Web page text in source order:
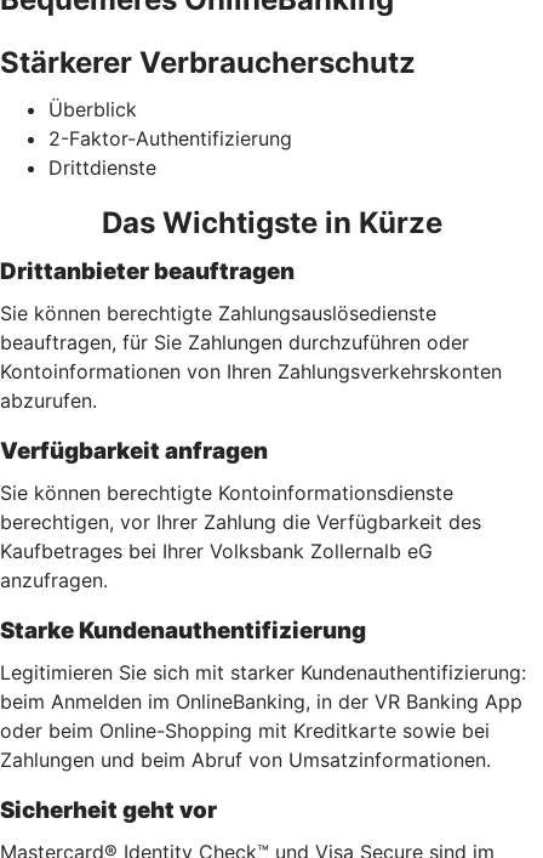
Stärkerer Verbraucherschutz
Überblick
2-Faktor-Authentifizierung
Drittdienste
Das Wichtigste in Kürze
Drittanbieter beauftragen
Sie können berechtigte Zahlungsauslösedienste
beauftragen, für Sie Zahlungen durchzuführen oder
Kontoinformationen von Ihren Zahlungsverkehrskonten
abzurufen.
Verfügbarkeit anfragen
Sie können berechtigte Kontoinformationsdienste
berechtigen, vor Ihrer Zahlung die Verfügbarkeit des
Kaufbetrages bei Ihrer Volksbank Zollernalb eG
anzufragen.
Starke Kundenauthentifizierung
Legitimieren Sie sich mit starker Kundenauthentifizierung:
beim Anmelden im OnlineBanking, in der VR Banking App
oder beim Online-Shopping mit Kreditkarte sowie bei
Zahlungen und beim Abruf von Umsatzinformationen.
Sicherheit geht vor
Mastercard® Identity Check™ und Visa Secure sind im